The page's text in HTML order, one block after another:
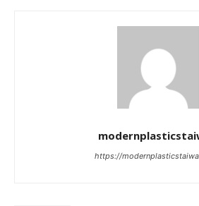
https://